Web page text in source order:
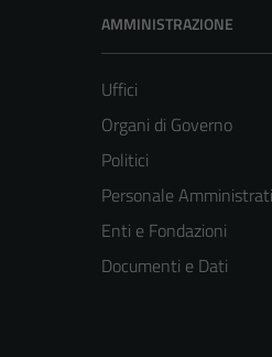
AMMINISTRAZIONE
Uffici
Organi di Governo
Politici
Personale
Enti e Fondazioni
Documenti e Dati